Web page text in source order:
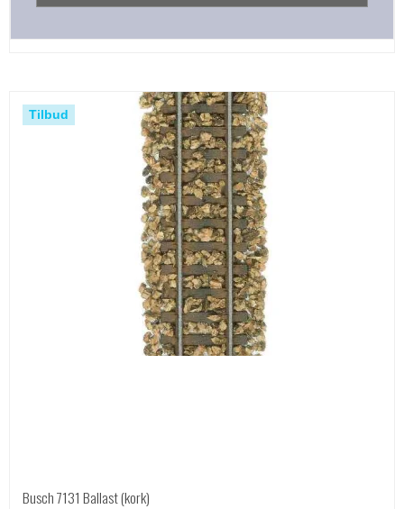
Tilbud
Busch 7131 Ballast (kork)